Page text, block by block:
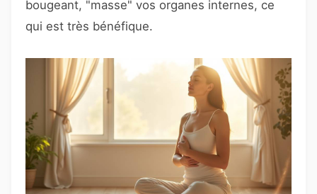
bougeant, "masse" vos organes internes, ce
qui est très bénéfique.